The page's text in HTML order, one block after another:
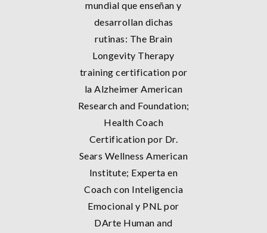
mundial que enseñan y
desarrollan dichas
rutinas: The Brain
Longevity Therapy
training certification por
la Alzheimer American
Research and Foundation;
Health Coach
Certification por Dr.
Sears Wellness American
Institute; Experta en
Coach con Inteligencia
Emocional y PNL por
DArte Human and